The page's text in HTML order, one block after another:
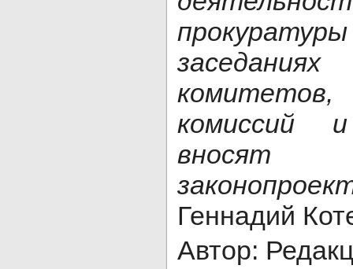
комиссий
вносят
Геннадий
Автор: